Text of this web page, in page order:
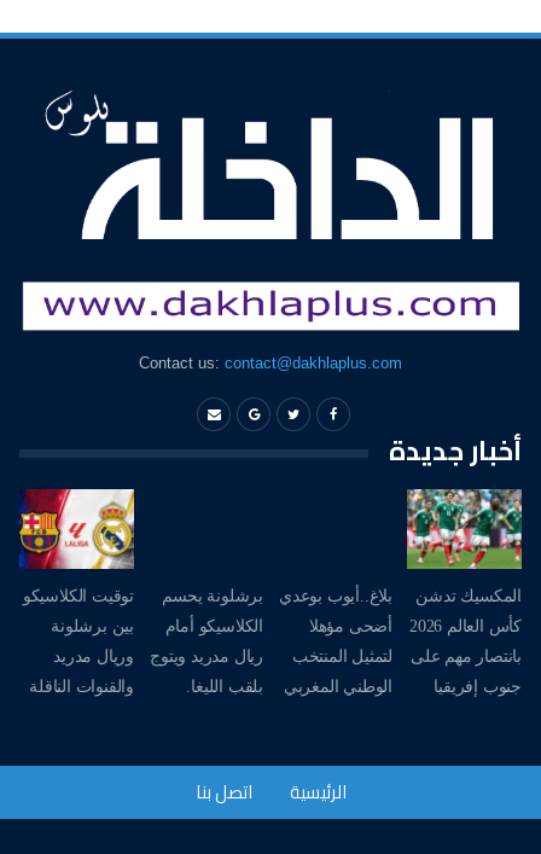
Contact us: contact@dakhlaplus.com
أخبار جديدة
المكسيك تدشن
كأس العالم 2026
بانتصار مهم على
جنوب إفريقيا
بلاغ..أيوب بوعدي
أضحى مؤهلا
لتمثيل المنتخب
الوطني المغربي
برشلونة يحسم
الكلاسيكو أمام
ريال مدريد ويتوج
بلقب الليغا.
توقيت الكلاسيكو
بين برشلونة
وريال مدريد
والقنوات الناقلة
الرئيسية اتصل بنا